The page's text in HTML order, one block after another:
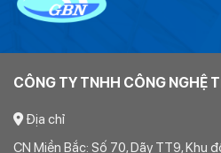
CÔNG TY TNHH CÔNG NGHỆ
Địa chỉ
CN Miền Bắc: Số 70, Dãy TT9, Khu